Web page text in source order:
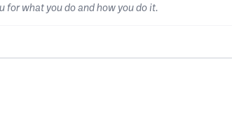
for what you do and how you do it.